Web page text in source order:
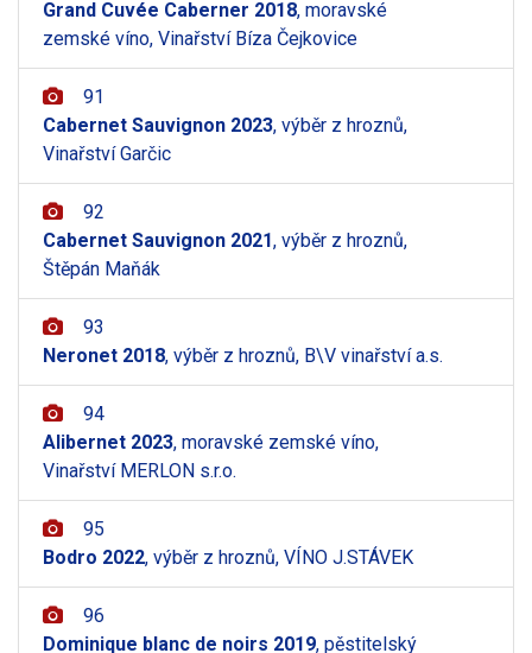
Grand Cuvée Caberner 2018, moravské
zemské víno, Vinařství Bíza Čejkovice
91
Cabernet Sauvignon 2023, výběr z hroznů,
Vinařství Garčic
92
Cabernet Sauvignon 2021, výběr z hroznů,
Štěpán Maňák
93
Neronet 2018, výběr z hroznů, B\V vinařství a.s.
94
Alibernet 2023, moravské zemské víno,
Vinařství MERLON s.r.o.
95
Bodro 2022, výběr z hroznů, VÍNO J.STÁVEK
96
Dominique blanc de noirs 2019, pěstitelský